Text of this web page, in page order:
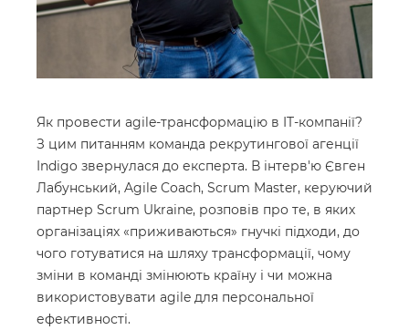
Як провести agile-трансформацію в IT-компанії?
З цим питанням команда рекрутингової агенції
Indigo звернулася до експерта. В інтерв'ю Євген
Лабунський, Agile Coach, Scrum Master, керуючий
партнер Scrum Ukraine, розповів про те, в яких
організаціях «приживаються» гнучкі підходи, до
чого готуватися на шляху трансформації, чому
зміни в команді змінюють країну і чи можна
використовувати agile для персональної
ефективності.